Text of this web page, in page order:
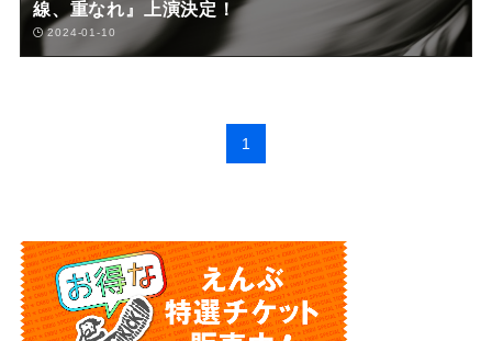
線、重なれ』上演決定！
2024-01-10
1